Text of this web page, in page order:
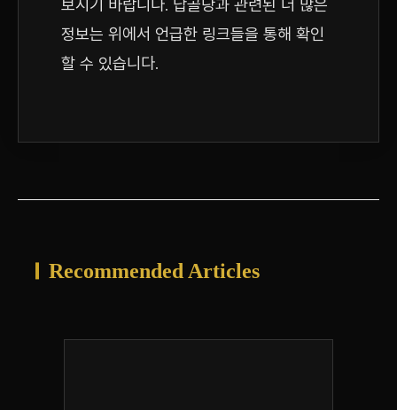
보시기 바랍니다. 납골당과 관련된 더 많은
정보는 위에서 언급한 링크들을 통해 확인
할 수 있습니다.
Recommended Articles